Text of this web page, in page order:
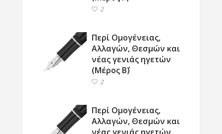
2
Περί Ομογένειας,
Αλλαγών, Θεσμών και
νέας γενιάς ηγετών
(Μέρος Β΄)
2
Περί Ομογένειας,
Αλλαγών, Θεσμών και